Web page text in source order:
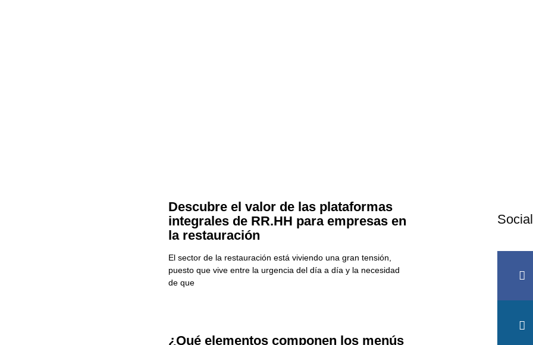
Descubre el valor de las plataformas
integrales de RR.HH para empresas en
la restauración
El sector de la restauración está viviendo una gran tensión,
puesto que vive entre la urgencia del día a día y la necesidad
de que
¿Qué elementos componen los menús
a
e
o
k
n
t
g
a